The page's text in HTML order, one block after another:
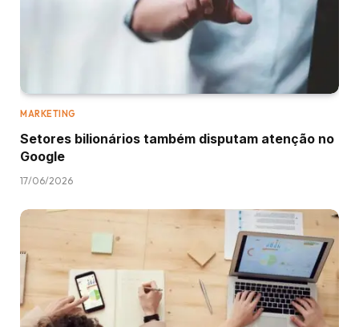
MARKETING
Setores bilionários também disputam atenção no
Google
17/06/2026